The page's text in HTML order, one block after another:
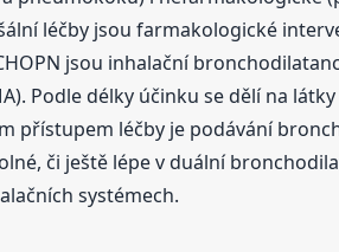
léčby jsou farmakologické
jsou inhalační
Podle délky účinku se dělí na
přístupem léčby je podávání
či ještě lépe v duální
systémech.